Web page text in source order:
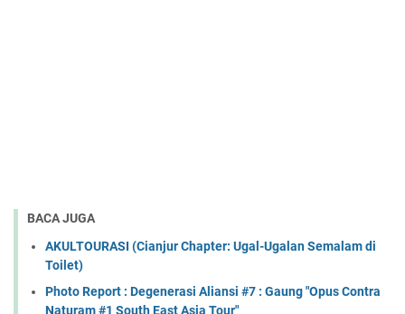
BACA JUGA
AKULTOURASI (Cianjur Chapter: Ugal-Ugalan Semalam di
Toilet)
Photo Report : Degenerasi Aliansi #7 : Gaung "Opus Contra
Naturam #1 South East Asia Tour"